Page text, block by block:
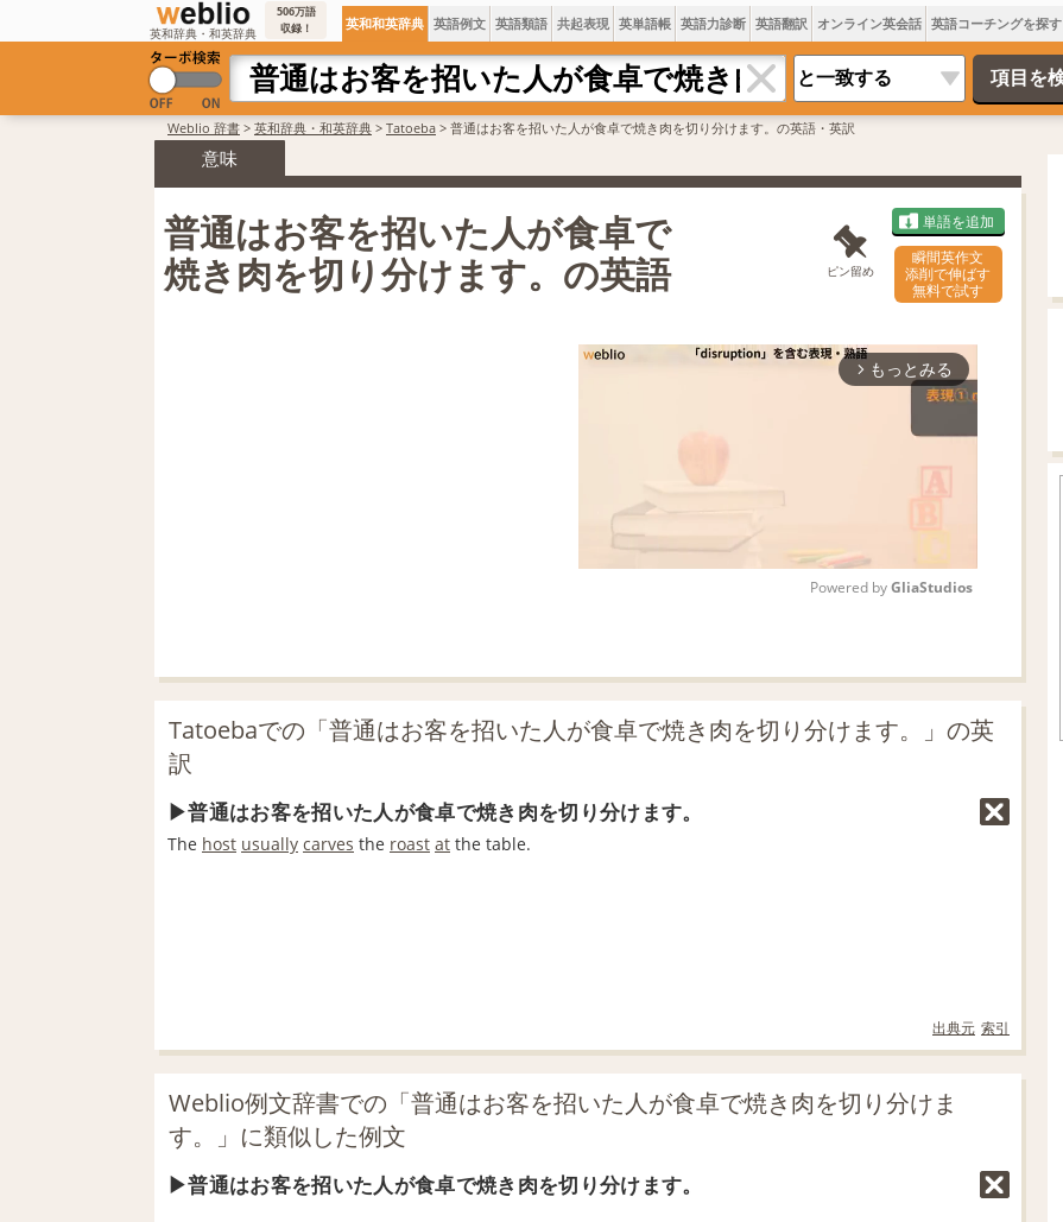
英和辞典・和英辞典
506万語
収録！
英和和英辞典 英語例文 英語類語 共起表現 英単語帳 英語力診断 英語翻訳 オンライン英会話 英語コーチングを探す
Weblio 辞書 > 英和辞典・和英辞典 > Tatoeba > 普通はお客を招いた人が食卓で焼き肉を切り分けます。の英語・英訳
意味
普通はお客を招いた人が食卓で
焼き肉を切り分けます。の英語
ピン留め
単語を追加
瞬間英作文
添削で伸ばす
無料で試す
arrow_forward_ios もっとみる
t
Powered by GliaStudios
Tatoebaでの「普通はお客を招いた人が食卓で焼き肉を切り分けます。」の英
訳
普通はお客を招いた人が食卓で焼き肉を切り分けます。
The host usually carves the roast at the table.
出典元 索引
Weblio例文辞書での「普通はお客を招いた人が食卓で焼き肉を切り分けま
す。」に類似した例文
普通はお客を招いた人が食卓で焼き肉を切り分けます。